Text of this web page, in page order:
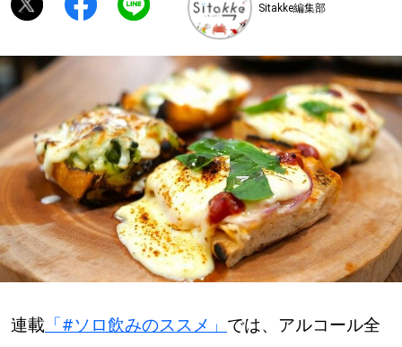
深める
ゆるむ
SitakkeTV
LOCAL ローカルエリア
all
札幌
Sitakke編集部
連載 「#ソロ飲みのススメ」 では、アルコール全